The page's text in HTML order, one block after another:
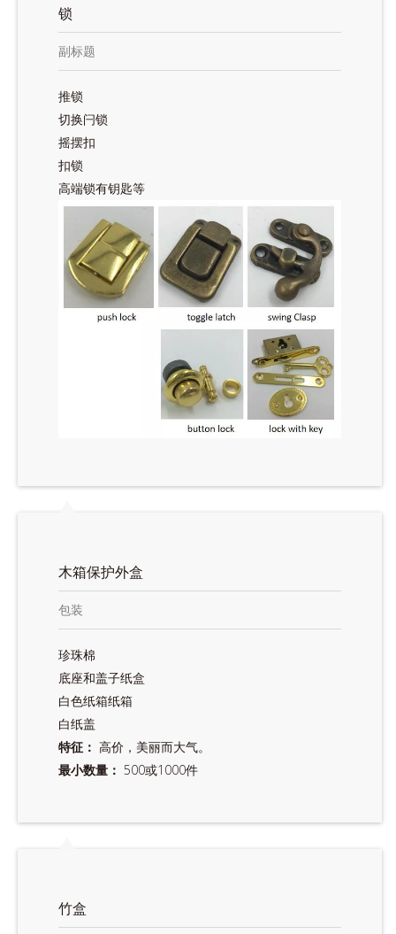
锁
副标题
推锁
切换闩锁
摇摆扣
扣锁
高端锁有钥匙等
木箱保护外盒
包装
珍珠棉
底座和盖子纸盒
白色纸箱纸箱
白纸盖
特征： 高价，美丽而大气。
最小数量： 500或1000件
竹盒